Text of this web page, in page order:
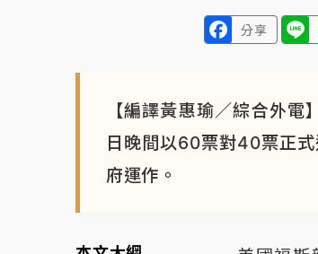
分享
【編譯黃惠瑜／綜合外
日晚間以60票對40票正
府運作。